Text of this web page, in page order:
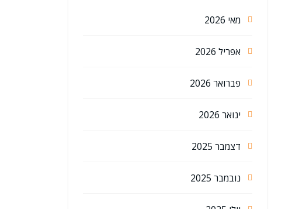
מאי 2026
אפריל 2026
פברואר 2026
ינואר 2026
דצמבר 2025
נובמבר 2025